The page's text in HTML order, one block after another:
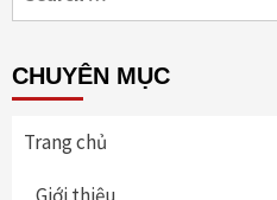
CHUYÊN MỤC
Trang chủ